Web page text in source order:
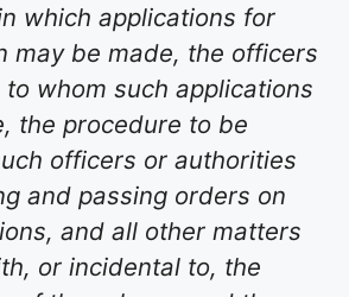
which applications for
may be made, the officers
whom such applications
the procedure to be
officers or authorities
and passing orders on
and all other matters
or incidental to, the